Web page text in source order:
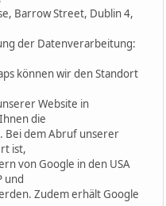
Barrow Street, Dublin 4,
der Datenverarbeitung:
können wir den Standort
Website in
die
Bei dem Abruf unserer
ist,
von Google in den USA
und
Zudem erhält Google